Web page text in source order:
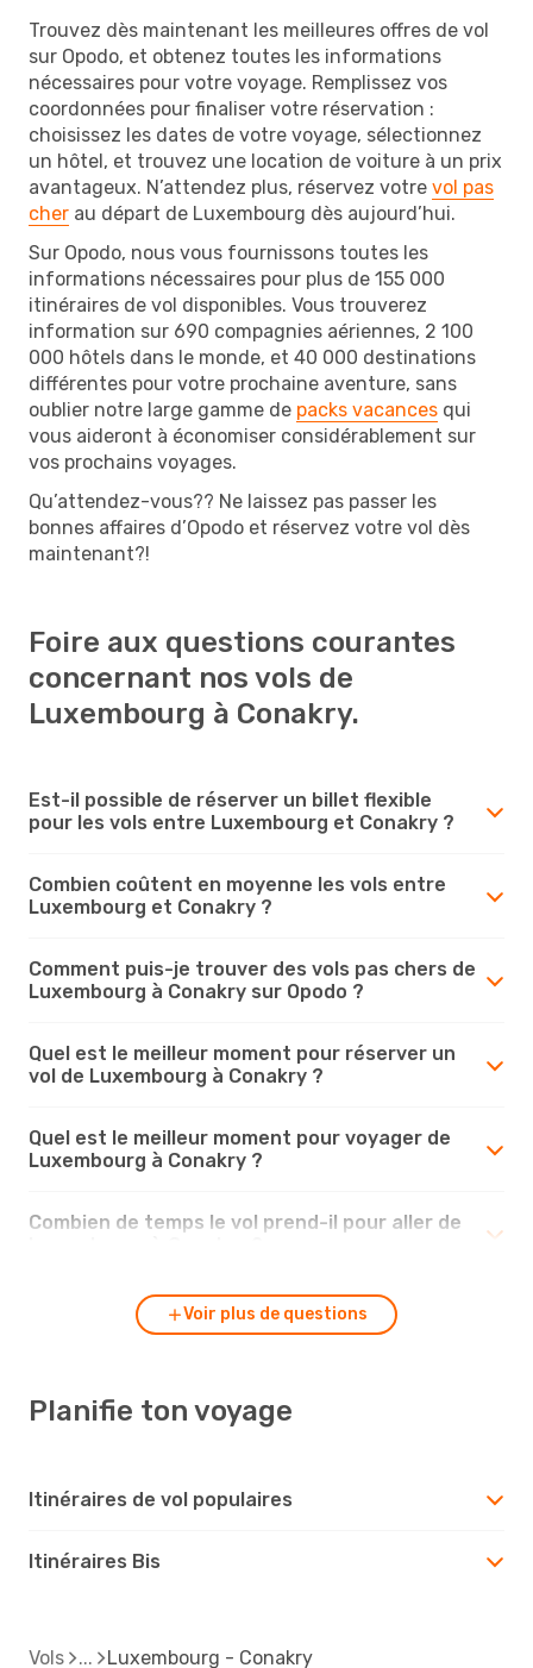
Trouvez dès maintenant les meilleures offres de vol
sur Opodo, et obtenez toutes les informations
nécessaires pour votre voyage. Remplissez vos
coordonnées pour finaliser votre réservation :
choisissez les dates de votre voyage, sélectionnez
un hôtel, et trouvez une location de voiture à un prix
avantageux. N’attendez plus, réservez votre vol pas
cher au départ de Luxembourg dès aujourd’hui.
Sur Opodo, nous vous fournissons toutes les
informations nécessaires pour plus de 155 000
itinéraires de vol disponibles. Vous trouverez
information sur 690 compagnies aériennes, 2 100
000 hôtels dans le monde, et 40 000 destinations
différentes pour votre prochaine aventure, sans
oublier notre large gamme de packs vacances qui
vous aideront à économiser considérablement sur
vos prochains voyages.
Qu’attendez-vous?? Ne laissez pas passer les
bonnes affaires d’Opodo et réservez votre vol dès
maintenant?!
Foire aux questions courantes
concernant nos vols de
Luxembourg à Conakry.
Est-il possible de réserver un billet flexible
pour les vols entre Luxembourg et Conakry ?
Combien coûtent en moyenne les vols entre
Luxembourg et Conakry ?
Comment puis-je trouver des vols pas chers de
Luxembourg à Conakry sur Opodo ?
Quel est le meilleur moment pour réserver un
vol de Luxembourg à Conakry ?
Quel est le meilleur moment pour voyager de
Luxembourg à Conakry ?
Combien de temps le vol prend-il pour aller de
Voir plus de questions
Planifie ton voyage
Itinéraires de vol populaires
Itinéraires Bis
Vols Luxembourg - Conakry